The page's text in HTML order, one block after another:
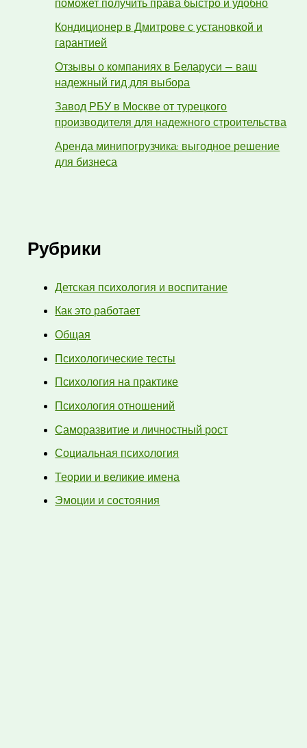
поможет получить права быстро и удобно
Кондиционер в Дмитрове с установкой и
гарантией
Отзывы о компаниях в Беларуси — ваш
надежный гид для выбора
Завод РБУ в Москве от турецкого
производителя для надежного строительства
Аренда минипогрузчика: выгодное решение
для бизнеса
Рубрики
Детская психология и воспитание
Как это работает
Общая
Психологические тесты
Психология на практике
Психология отношений
Саморазвитие и личностный рост
Социальная психология
Теории и великие имена
Эмоции и состояния